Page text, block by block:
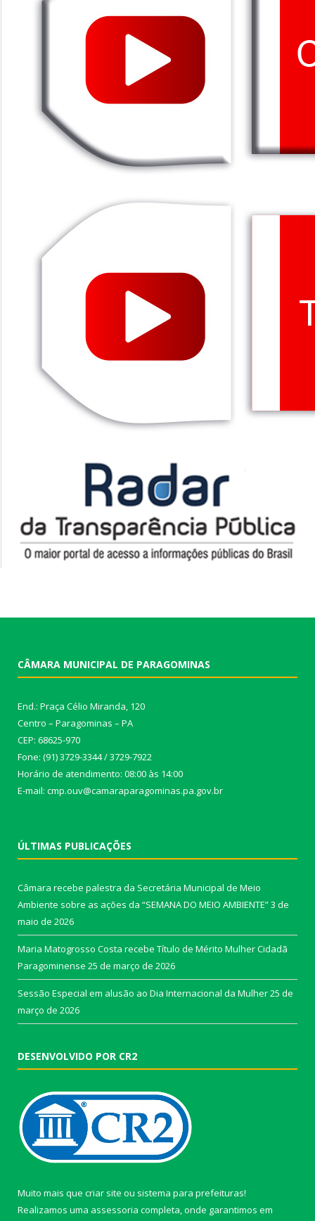
CÂMARA MUNICIPAL DE PARAGOMINAS
End.: Praça Célio Miranda, 120
Centro – Paragominas – PA
CEP: 68625-970
Fone: (91) 3729-3344 / 3729-7922
Horário de atendimento: 08:00 às 14:00
E-mail: cmp.ouv@camaraparagominas.pa.gov.br
ÚLTIMAS PUBLICAÇÕES
Câmara recebe palestra da Secretária Municipal de Meio
Ambiente sobre as ações da “SEMANA DO MEIO AMBIENTE”3 de
maio de 2026
Maria Matogrosso Costa recebe Título de Mérito Mulher Cidadã
Paragominense 25 de março de 2026
Sessão Especial em alusão ao Dia Internacional da Mulher25 de
março de 2026
DESENVOLVIDO POR CR2
Muito mais que criar site ou sistema para prefeituras!
Realizamos uma assessoria completa, onde garantimos em